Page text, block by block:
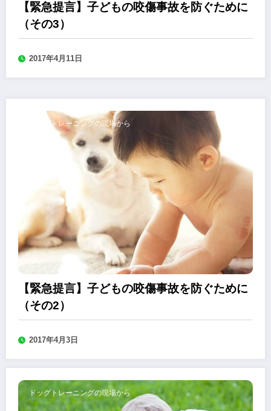
【緊急提言】子どもの咬傷事故を防ぐために
（その3）
2017年4月11日
ドッグトレーニングの現場から
【緊急提言】子どもの咬傷事故を防ぐために
（その2）
2017年4月3日
ドッグトレーニングの現場から